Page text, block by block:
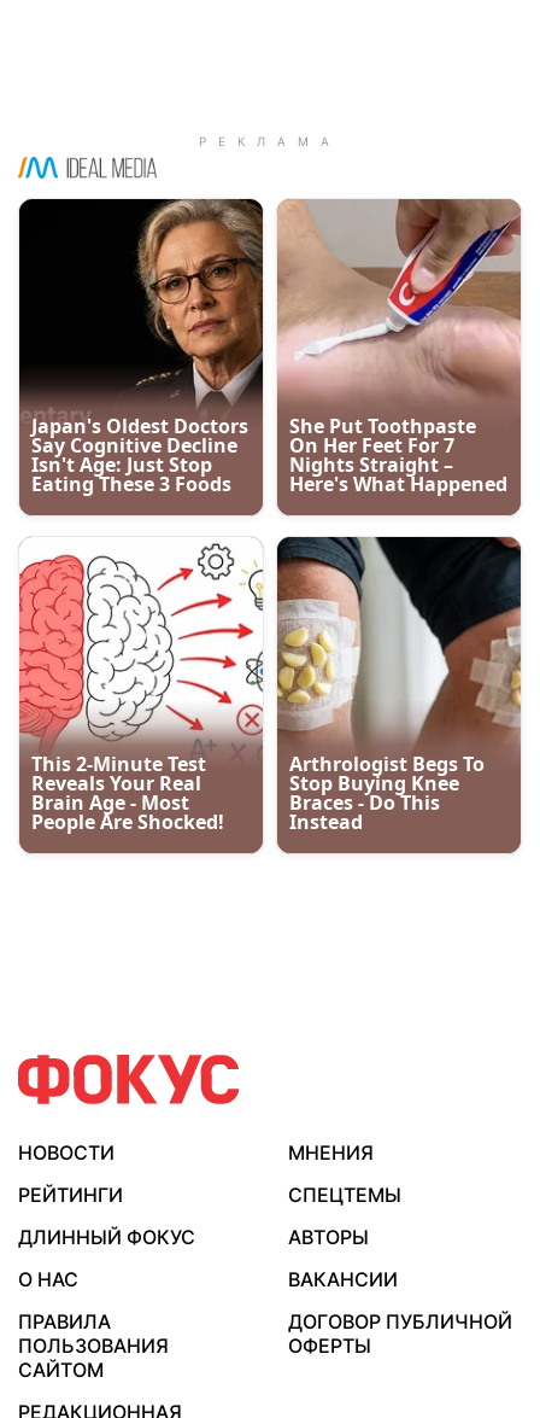
НОВОСТИ
МНЕНИЯ
РЕЙТИНГИ
СПЕЦТЕМЫ
ДЛИННЫЙ ФОКУС
АВТОРЫ
О НАС
ВАКАНСИИ
ПРАВИЛА
ПОЛЬЗОВАНИЯ
САЙТОМ
ДОГОВОР ПУБЛИЧНОЙ
ОФЕРТЫ
РЕДАКЦИОННАЯ